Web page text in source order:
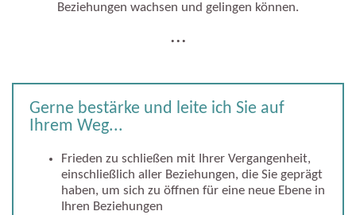
Beziehungen wachsen und gelingen können.
...
Gerne bestärke und leite ich Sie auf
Ihrem Weg...
Frieden zu schließen mit Ihrer Vergangenheit,
einschließlich aller Beziehungen, die Sie geprägt
haben, um sich zu öffnen für eine neue Ebene in
Ihren Beziehungen